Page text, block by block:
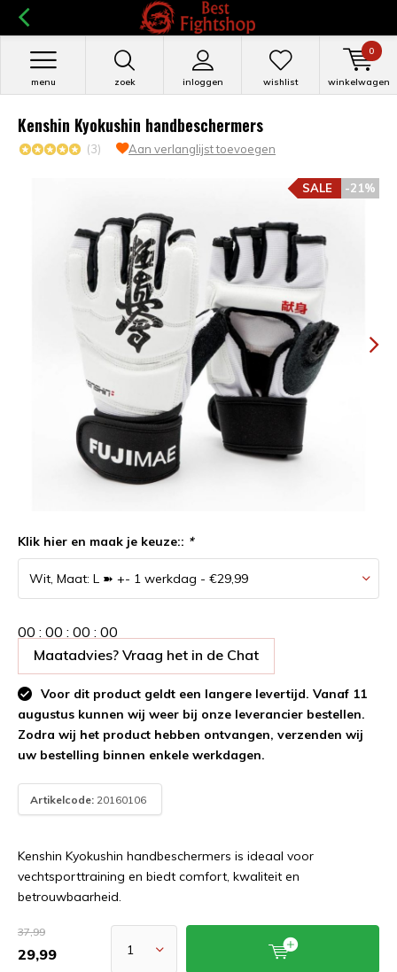
zoek inloggen
menu wishlist winkelwagen
0
Kenshin Kyokushin handbeschermers
(3) Aan verlanglijst toevoegen
-21%
SALE
Klik hier en maak je keuze:: *
00 : 00 : 00 : 00
Maatadvies? Vraag het in de Chat
Voor dit product geldt een langere levertijd. Vanaf 11
augustus kunnen wij weer bij onze leverancier bestellen.
Zodra wij het product hebben ontvangen, verzenden wij
uw bestelling binnen enkele werkdagen.
Artikelcode: 20160106
Kenshin Kyokushin handbeschermers is ideaal voor
vechtsporttraining en biedt comfort, kwaliteit en
betrouwbaarheid.
37,99
29,99